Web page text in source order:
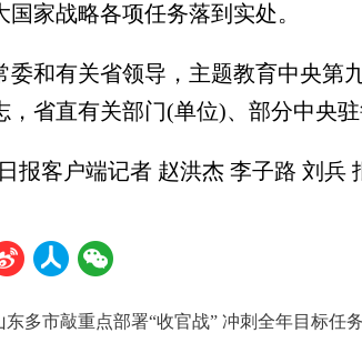
国家战略各项任务落到实处。
有关省领导，主题教育中央第
，省直有关部门(单位)、部分中央
客户端记者 赵洪杰 李子路 刘兵
东多市敲重点部署“收官战” 冲刺全年目标任务